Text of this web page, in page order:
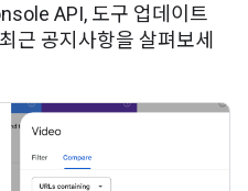
API, 도구 업데이트
근 공지사항을 살펴보세